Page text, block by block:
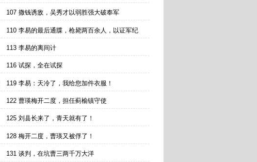
107 撒钱诱敌，吴秀才以弱胜强大破奉军
110 李易的最后通牒，枪毙两百余人，以证军纪
113 李易的离间计
116 试探，全在试探
119 李易：天冷了，我给您加件衣服！
122 曹瑛梅开二度，担任蓟榆镇守使
125 刘县长来了，青天就有了！
128 梅开二度，曹瑛又被俘了！
131 谈判，在坑曹三两千万大洋